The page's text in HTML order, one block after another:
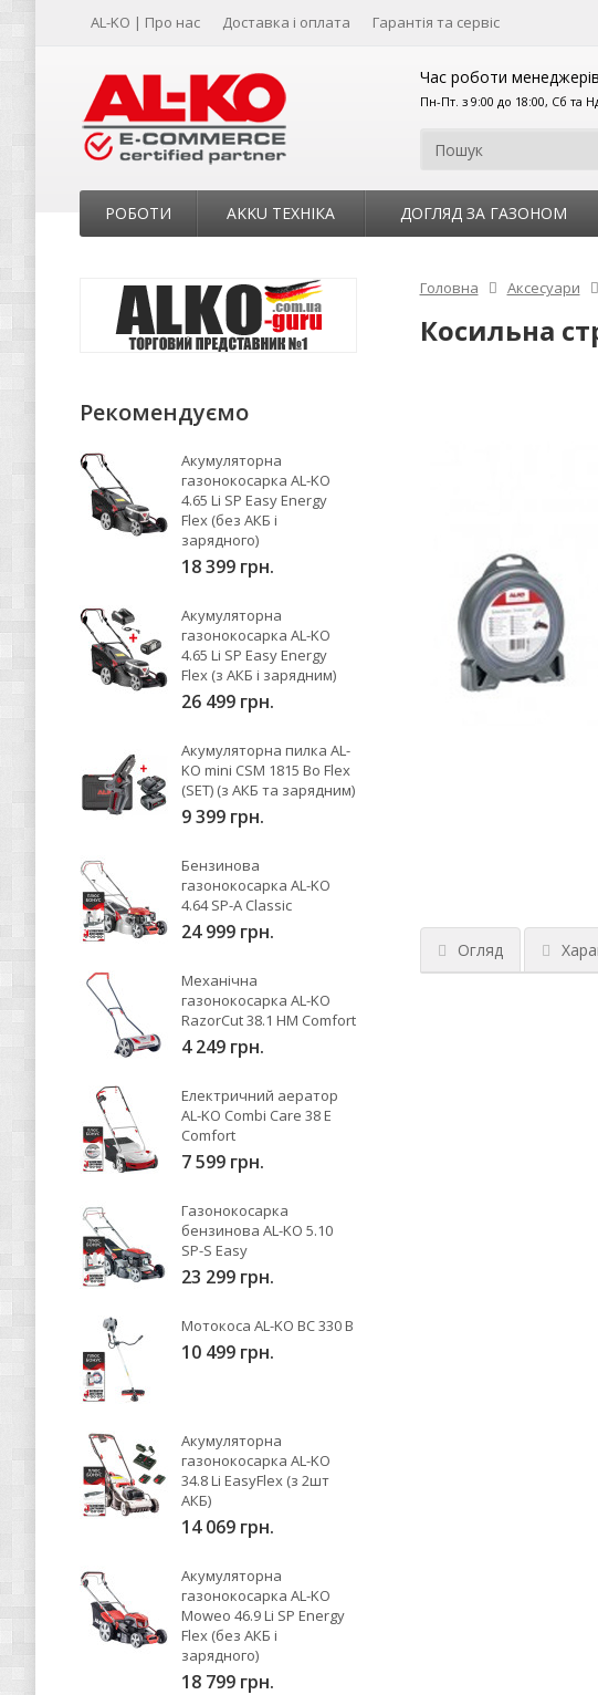
AL-KO | Про нас Доставка і оплата Гарантія та сервіс
Час роботи
Пн-Пт. з 9:00 до 18:00, Сб та
РОБОТИ AKKU ТЕХНІКА ДОГЛЯД ЗА ГАЗОНОМ
Головна Аксесуари
Косильна
Огляд
Рекомендуємо
Акумуляторна
газонокосарка AL-KO
4.65 Li SP Easy Energy
Flex (без АКБ і
зарядного)
18 399 грн.
Акумуляторна
газонокосарка AL-KO
4.65 Li SP Easy Energy
Flex (з АКБ і зарядним)
26 499 грн.
Акумуляторна пилка AL-
KO mini CSM 1815 Bo Flex
(SET) (з АКБ та зарядним)
9 399 грн.
Бензинова
газонокосарка AL-KO
4.64 SP-A Classic
24 999 грн.
Механічна
газонокосарка AL-KO
RazorCut 38.1 HM Comfort
4 249 грн.
Електричний аератор
AL-KO Combi Care 38 E
Comfort
7 599 грн.
Газонокосарка
бензинова AL-KO 5.10
SP-S Easy
23 299 грн.
Мотокоса AL-KO BC 330 B
10 499 грн.
Акумуляторна
газонокосарка AL-KO
34.8 Li EasyFlex (з 2шт
АКБ)
14 069 грн.
Акумуляторна
газонокосарка AL-KO
Moweo 46.9 Li SP Energy
Flex (без АКБ і
зарядного)
18 799 грн.